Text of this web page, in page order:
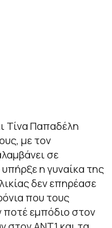
Τίνα Παπαδέλη
με τον
σε
η γυναίκα της
δεν επηρέασε
που τους
ποτέ εμπόδιο στον